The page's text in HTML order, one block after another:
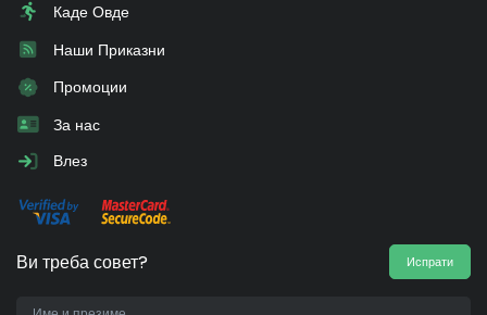
Каде Овде
Наши Приказни
Промоции
За нас
Влез
Ви треба совет? Испрати